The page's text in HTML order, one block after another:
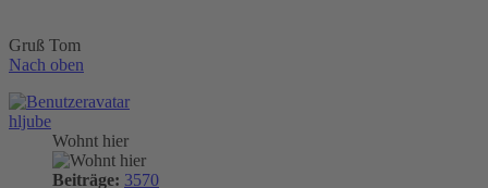
Gruß Tom
Nach oben
hljube
Wohnt hier
Beiträge: 3570